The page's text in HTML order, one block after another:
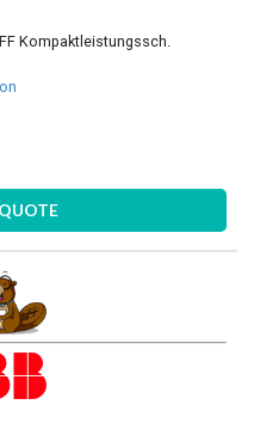
Kompaktleistungssch.